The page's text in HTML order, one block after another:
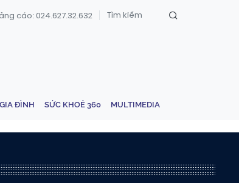
cáo: 024.627.32.632
ĐÌNH SỨC KHOẺ 360 MULTIMEDIA